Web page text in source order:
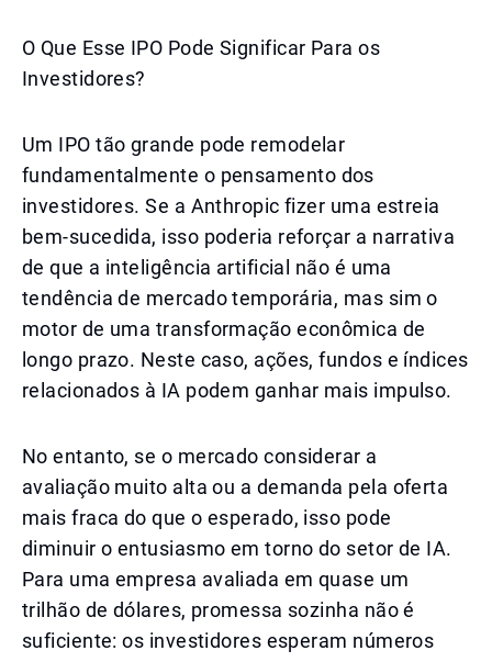
O Que Esse IPO Pode Significar Para os
Investidores?
Um IPO tão grande pode remodelar
fundamentalmente o pensamento dos
investidores. Se a Anthropic fizer uma estreia
bem-sucedida, isso poderia reforçar a narrativa
de que a inteligência artificial não é uma
tendência de mercado temporária, mas sim o
motor de uma transformação econômica de
longo prazo. Neste caso, ações, fundos e índices
relacionados à IA podem ganhar mais impulso.
No entanto, se o mercado considerar a
avaliação muito alta ou a demanda pela oferta
mais fraca do que o esperado, isso pode
diminuir o entusiasmo em torno do setor de IA.
Para uma empresa avaliada em quase um
trilhão de dólares, promessa sozinha não é
suficiente: os investidores esperam números